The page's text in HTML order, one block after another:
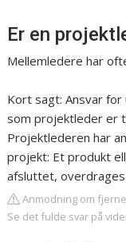
Er en
Mellemledere har
Kort sagt: Ansvar for
som projektleder er
Projektlederen har
projekt: Et produkt
afsluttet,
Anmodning om
Se det fulde svar på